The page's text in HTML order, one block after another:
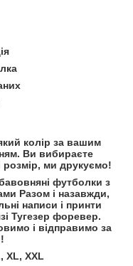
колір за вашим
Ви вибираєте
розмір, ми друкуємо!
футболки з
Разом і назавжди,
написи і принти
Тугезер форевер.
і відправимо за
XL, XXL